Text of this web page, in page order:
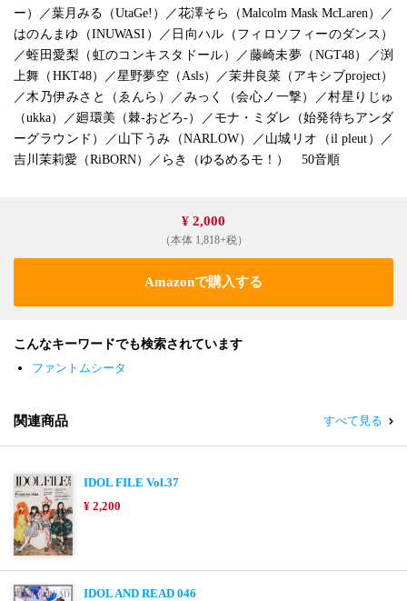
ー）／葉月みる（UtaGe!）／花澤そら（Malcolm Mask McLaren）／
はのんまゆ（INUWASI）／日向ハル（フィロソフィーのダンス）
／蛭田愛梨（虹のコンキスタドール）／藤崎未夢（NGT48）／渕
上舞（HKT48）／星野夢空（Asls）／茉井良菜（アキシブproject）
／木乃伊みさと（ゑんら）／みっく（会心ノ一撃）／村星りじゅ
（ukka）／廻環美（棘-おどろ-）／モナ・ミダレ（始発待ちアンダ
ーグラウンド）／山下うみ（NARLOW）／山城リオ（il pleut）／
吉川茉莉愛（RiBORN）／らき（ゆるめるモ！） 50音順
¥ 2,000
（本体 1,818+税）
Amazonで購入する
こんなキーワードでも検索されています
ファントムシータ
関連商品 すべて見る
IDOL FILE Vol.37
¥ 2,200
IDOL AND READ 046